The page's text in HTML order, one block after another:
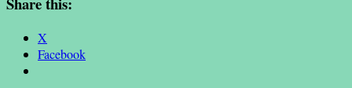
X
Facebook